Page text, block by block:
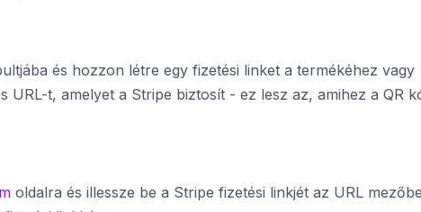
és hozzon létre egy fizetési linket a termékéhez vagy
URL-t, amelyet a Stripe biztosít - ez lesz az, amihez a QR
oldalra és illessze be a Stripe fizetési linkjét az URL